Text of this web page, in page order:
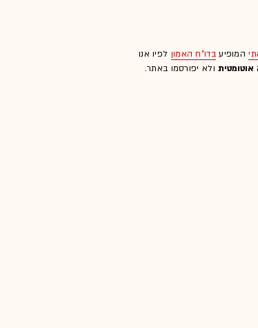
המופיעבדו"ח האמון לפיו אנו
אוטומטיתולא יפורסמו באתר.